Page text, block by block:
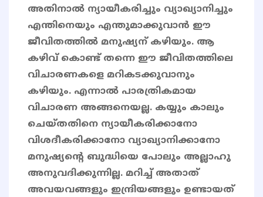
അതിനാൽ ന്യായീകരിച്ചും വ്യാഖ്യാനിച്ചും
എന്തിനെയും എന്തുമാക്കുവാൻ ഈ
ജീവിതത്തിൽ മനുഷ്യന് കഴിയും. ആ
കഴിവ് കൊണ്ട് തന്നെ ഈ ജീവിതത്തിലെ
വിചാരണകളെ മറികടക്കുവാനും
കഴിയും. എന്നാൽ പാരത്രികമായ
വിചാരണ അങ്ങനെയല്ല. കയ്യും കാലും
ചെയ്തതിനെ ന്യായീകരിക്കാനോ
വിശദീകരിക്കാനോ വ്യാഖ്യാനിക്കാനോ
മനുഷ്യൻ്റെ ബുദ്ധിയെ പോലും അല്ലാഹു
അനുവദിക്കുന്നില്ല. മറിച്ച് അതാത്
അവയവങ്ങളും ഇന്ദ്രിയങ്ങളും ഉണ്ടായത്